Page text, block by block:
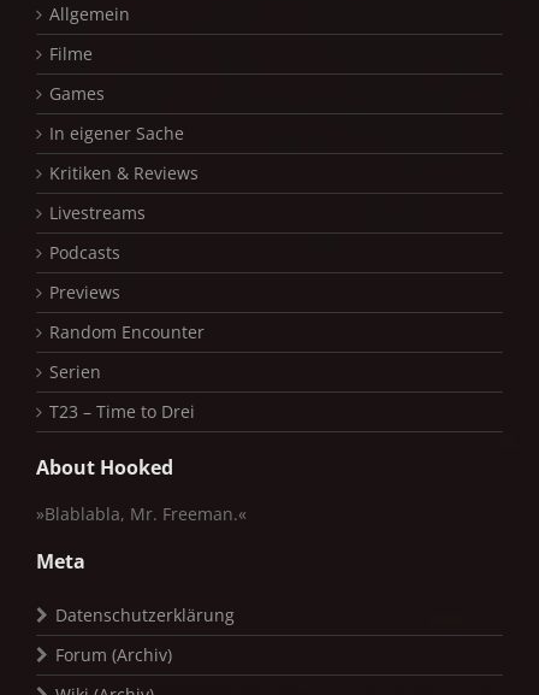
Allgemein
Filme
Games
In eigener Sache
Kritiken & Reviews
Livestreams
Podcasts
Previews
Random Encounter
Serien
T23 – Time to Drei
About Hooked
»Blablabla, Mr. Freeman.«
Meta
Datenschutzerklärung
Forum (Archiv)